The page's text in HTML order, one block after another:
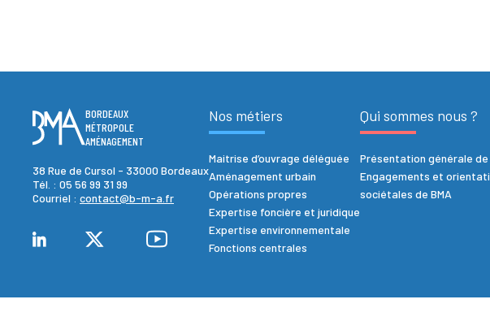
BORDEAUX
MÉTROPOLE
AMÉNAGEMENT
38 Rue de Cursol - 33000 Bordeaux
Tél. : 05 56 99 31 99
Courriel : contact@b-m-a.fr
Nos métiers
Maitrise d’ouvrage déléguée
Aménagement urbain
Opérations propres
Expertise foncière et juridique
Expertise environnementale
Fonctions centrales
Qui sommes nous ?
Présentation générale de
Engagements et
sociétales de BMA